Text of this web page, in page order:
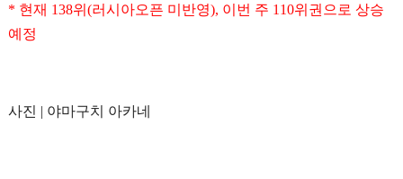
* 현재 138위(러시아오픈 미반영), 이번 주 110위권으로 상승
예정
사진 | 야마구치 아카네